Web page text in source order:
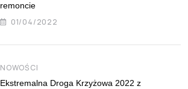
remoncie
01/04/2022
NOWOŚCI
Ekstremalna Droga Krzyżowa 2022 z